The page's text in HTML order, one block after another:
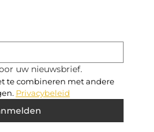
uw nieuwsbrief.
te combineren met andere
Privacybeleid